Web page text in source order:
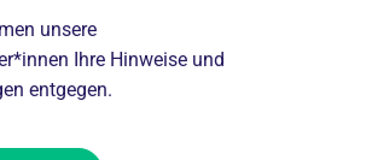
unsere
Ihre Hinweise und
entgegen.